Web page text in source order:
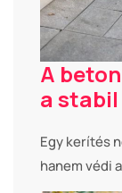
A
a stabil
Egy kerítés
hanem védi